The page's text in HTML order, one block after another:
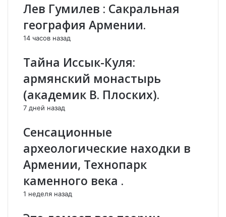
е
с
т
е
н
о
у
ж
б
ы
А
б
ж
л
в
О
и
с
Лев Гумилев : Сакральная
география Армении.
14 часов назад
Тайна Иссык-Куля:
армянский монастырь
(академик В. Плоских).
7 дней назад
Сенсационные
археологические находки в
Армении, Технопарк
каменного века .
1 неделя назад